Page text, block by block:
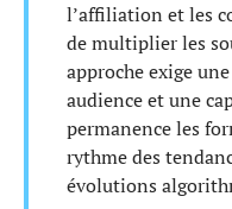
l’affiliation et les
de multiplier les
approche exige
audience et une
permanence les
rythme des
évolutions